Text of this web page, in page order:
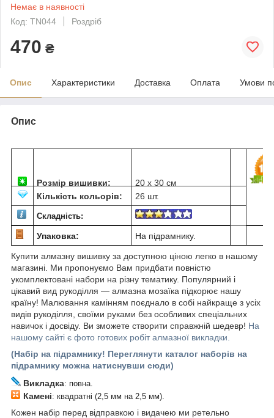
Немає в наявності
Код: TN044
Роздріб
470 ₴
Опис Характеристики Доставка Оплата Умови
Опис
Розмір вишивки:
20 х 30 см
Кількість кольорів:
26 шт.
Складність:
Упаковка: На підрамнику.
Купити алмазну вишивку за доступною ціною легко в нашому
магазині. Ми пропонуємо Вам придбати повністю
укомплектовані набори на різну тематику. Популярний і
цікавий вид рукоділля ― алмазна мозаїка підкорює нашу
країну! Малювання камінням поєднало в собі найкраще з усіх
видів рукоділля, своїми руками без особливих спеціальних
навичок і досвіду. Ви зможете створити справжній шедевр! На
нашому сайті є фото готових робіт алмазної викладки.
(Набір на підрамнику! Переглянути каталог наборів на
підрамнику можна натиснувши сюди)
Викладка: повна.
Камені: квадратні (2,5 мм на 2,5 мм).
Кожен набір перед відправкою і видачею ми ретельно